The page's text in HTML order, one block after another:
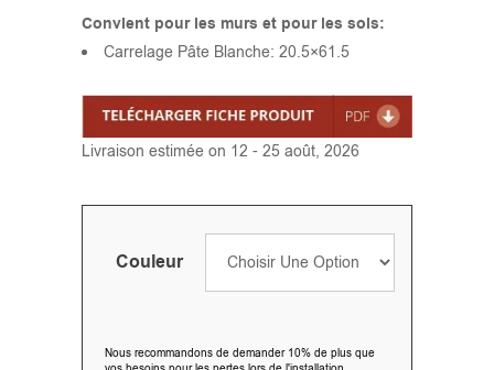
Convient pour les murs et pour les sols:
Carrelage Pâte Blanche: 20.5×61.5
Livraison estimée on 12 - 25 août, 2026
Couleur
Nous recommandons de demander 10% de plus que